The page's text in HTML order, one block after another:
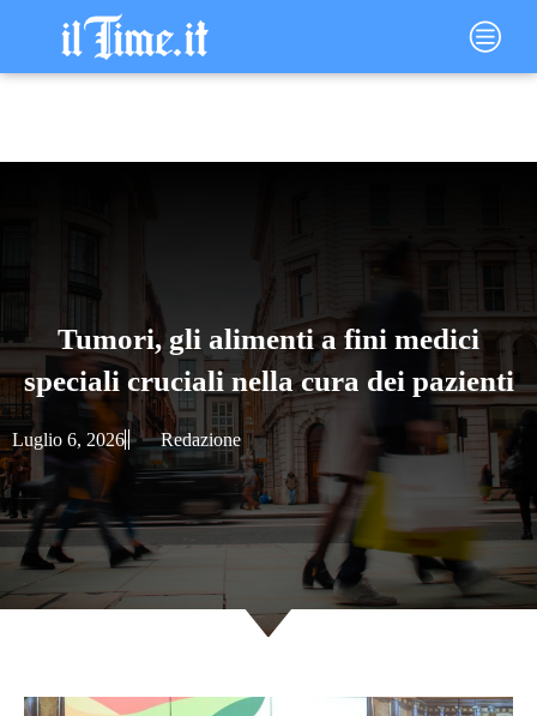
contenuto
Main
Menu
Tumori, gli alimenti a fini medici
speciali cruciali nella cura dei pazienti
Luglio 6, 2026 Redazione